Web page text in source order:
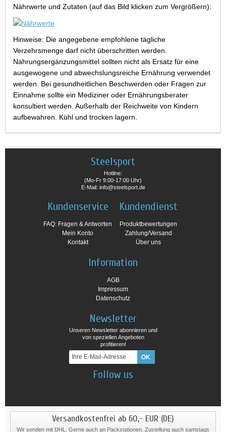
Nährwerte und Zutaten (auf das Bild klicken zum Vergrößern):
Hinweise: Die angegebene empfohlene tägliche
Verzehrsmenge darf nicht überschritten werden.
Nahrungsergänzungsmittel sollten nicht als Ersatz für eine
ausgewogene und abwechslungsreiche Ernährung verwendet
werden. Bei gesundheitlichen Beschwerden oder Fragen zur
Einnahme sollte ein Mediziner oder Ernährungsberater
konsultiert werden. Außerhalb der Reichweite von Kindern
aufbewahren. Kühl und trocken lagern.
Steelsport
Hotline:
(Mo-Fr 9:00-17:00 Uhr)
E-Mail: info@steelsport.de
Kundenservice
FAQ: Fragen & Antworten
Mein Konto
Kontakt
Kundendienst
Produktbewertungen
Zahlung/Versand
Über uns
Information
AGB
Impressum
Datenschutz
Newsletter
Unseren Newsletter abonnieren und
von speziellen Angeboten
profitieren!
Follow us
Versandkostenfrei ab 60,- EUR (DE)
Wir senden mit DHL. Gerne auch an Packstationen. Zustellung auch samstags